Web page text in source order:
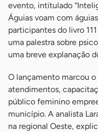
evento, intitulado
Águias voam com
participantes do livro
uma palestra sobre
uma breve explanação
O lançamento marcou
atendimentos,
público feminino
município. A analista
na regional Oeste,